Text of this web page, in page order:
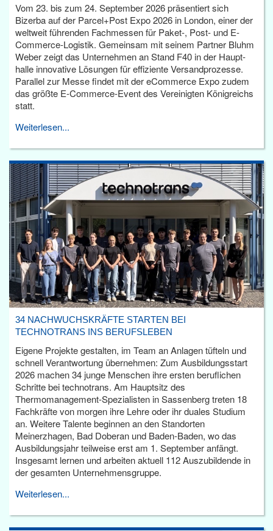
Vom 23. bis zum 24. September 2026 präsentiert sich
Bizerba auf der Parcel+Post Expo 2026 in London, einer der
weltweit führenden Fachmessen für Paket-, Post- und E-
Commerce-Logistik. Gemeinsam mit seinem Partner Bluhm
Weber zeigt das Unternehmen an Stand F40 in der Haupt­
halle innovative Lösungen für effiziente Versandprozesse.
Parallel zur Messe findet mit der eCommerce Expo zudem
das größte E-Commerce-Event des Vereinigten Königreichs
statt.
Weiterlesen...
34 NACHWUCHSKRÄFTE STARTEN BEI
TECHNOTRANS INS BERUFSLEBEN
Eigene Projekte gestalten, im Team an Anlagen tüfteln und
schnell Verantwortung übernehmen: Zum Ausbildungsstart
2026 machen 34 junge Menschen ihre ersten beruflichen
Schritte bei technotrans. Am Hauptsitz des
Thermomanagement-Spezialisten in Sassenberg treten 18
Fachkräfte von morgen ihre Lehre oder ihr duales Studium
an. Weitere Talente beginnen an den Standorten
Meinerzhagen, Bad Doberan und Baden-Baden, wo das
Ausbildungsjahr teilweise erst am 1. September anfängt.
Insgesamt lernen und arbeiten aktuell 112 Auszubildende in
der gesamten Unternehmensgruppe.
Weiterlesen...